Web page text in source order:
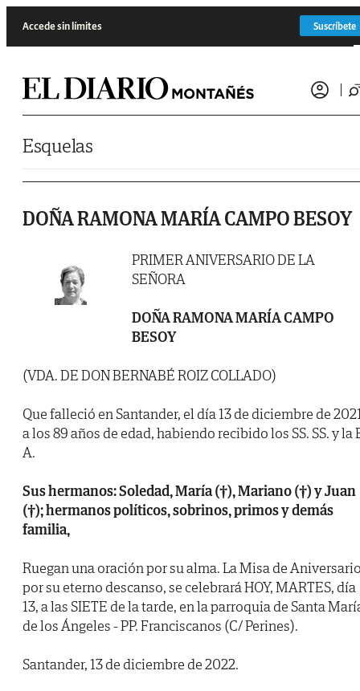
Accede sin límites Suscríbete
Esquelas
DOÑA RAMONA MARÍA CAMPO BESOY
PRIMER ANIVERSARIO DE LA
SEÑORA
DOÑA RAMONA MARÍA CAMPO
BESOY
(VDA. DE DON BERNABÉ ROIZ COLLADO)
Que falleció en Santander, el día 13 de diciembre de
a los 89 años de edad, habiendo recibido los SS. SS. y la
A.
Sus hermanos: Soledad, María (†), Mariano (†) y Juan
(†); hermanos políticos, sobrinos, primos y demás
familia,
Ruegan una oración por su alma. La Misa de
por su eterno descanso, se celebrará HOY, MARTES, día
13, a las SIETE de la tarde, en la parroquia de Santa
de los Ángeles - PP. Franciscanos (C/ Perines).
Santander, 13 de diciembre de 2022.